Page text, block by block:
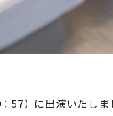
57）に出演いたしま